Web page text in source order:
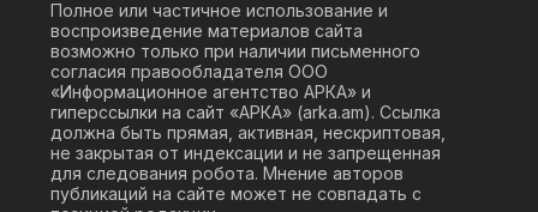
Полное или частичное использование и
воспроизведение материалов сайта
возможно только при наличии письменного
согласия правообладателя ООО
«Информационное агентство АРКА» и
гиперссылки на сайт «АРКА» (arka.am). Ссылка
должна быть прямая, активная, нескриптовая,
не закрытая от индексации и не запрещенная
для следования робота. Мнение авторов
публикаций на сайте может не совпадать с